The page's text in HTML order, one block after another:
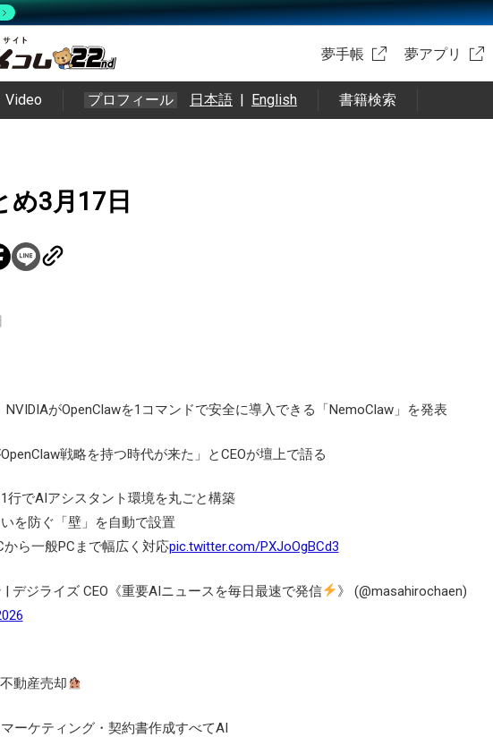
夢手帳 夢アプリ
Video プロフィール 日本語 | English 書籍検索
め3月17日
NVIDIAがOpenClawを1コマンドで安全に導入できる「NemoClaw」を発表
OpenClaw戦略を持つ時代が来た」とCEOが壇上で語る
1行でAIアシスタント環境を丸ごと構築
いを防ぐ「壁」を自動で設置
から一般PCまで幅広く対応pic.twitter.com/PXJoOgBCd3
デジライズ CEO《重要AIニュースを毎日最速で発信
》 (@masahirochaen)
動産売却
ーケティング・契約書作成すべてAI